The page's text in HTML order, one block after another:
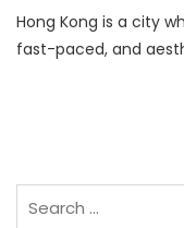
Hong Kong is a city
fast-paced, and